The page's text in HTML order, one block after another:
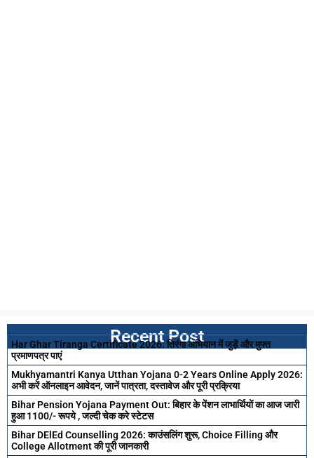
Recent Post
Har Ghar Tiranga Certificate 2026: तिरंगा अभियान में जुड़ें और मुफ्त
प्रमाणपत्र पाएं
Mukhyamantri Kanya Utthan Yojana 0-2 Years Online Apply 2026:
अभी करें ऑनलाइन आवेदन, जानें पात्रता, दस्तावेज और पूरी प्रक्रिया
Bihar Pension Yojana Payment Out: बिहार के पेंशन लाभार्थियों का आज जारी
हुआ 1100/- रूपये , जल्दी चेक करे स्टेटस
Bihar DElEd Counselling 2026: काउंसलिंग शुरू, Choice Filling और
College Allotment की पूरी जानकारी